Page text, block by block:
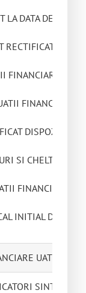
LA DATA DE 31
RECTIFICAT 28
FINANCIARE 28
FINANCIARE
DISPOZITIE
SI CHELTUIELI
FINANCIARE
INITIAL DE
UAT
SINTEZA